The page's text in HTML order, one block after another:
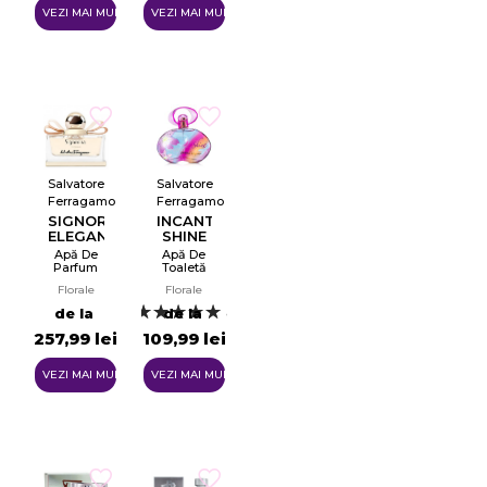
VEZI MAI MULTE VEZI MAI MULTE
Salvatore
Ferragamo
SIGNORINA
ELEGANZA
Apă De
Parfum
Florale
de la
257,99 lei
VEZI MAI MULTE
Salvatore
Ferragamo
INCANTO
SHINE
Apă De
Toaletă
Florale
4
de la
109,99 lei
VEZI MAI MULTE